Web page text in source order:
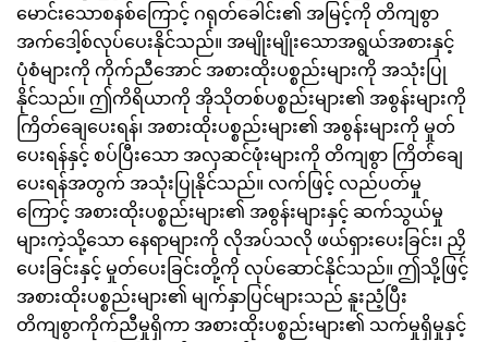
မောင်းသောစနစ်ကြောင့် ဂရုတ်ခေါင်း၏ အမြင့်ကို တိကျစွာ
အက်ဒေါ့စ်လုပ်ပေးနိုင်သည်။ အမျိုးမျိုးသောအရွယ်အစားနှင့်
ပုံစံများကို ကိုက်ညီအောင် အစားထိုးပစ္စည်းများကို အသုံးပြု
နိုင်သည်။ ဤကိရိယာကို အိုသိုတစ်ပစ္စည်းများ၏ အစွန်းများကို
ကြိတ်ချေပေးရန်၊ အစားထိုးပစ္စည်းများ၏ အစွန်းများကို မှုတ်
ပေးရန်နှင့် စပ်ပြီးသော အလှဆင်ဖုံးများကို တိကျစွာ ကြိတ်ချေ
ပေးရန်အတွက် အသုံးပြုနိုင်သည်။ လက်ဖြင့် လည်ပတ်မှု
ကြောင့် အစားထိုးပစ္စည်းများ၏ အစွန်းများနှင့် ဆက်သွယ်မှု
များကဲ့သို့သော နေရာများကို လိုအပ်သလို ဖယ်ရှားပေးခြင်း၊ ညှိ
ပေးခြင်းနှင့် မှုတ်ပေးခြင်းတို့ကို လုပ်ဆောင်နိုင်သည်။ ဤသို့ဖြင့်
အစားထိုးပစ္စည်းများ၏ မျက်နှာပြင်များသည် နူးညံ့ပြီး
တိကျစွာကိုက်ညီမှုရှိကာ အစားထိုးပစ္စည်းများ၏ သက်မှုရှိမှုနှင့်